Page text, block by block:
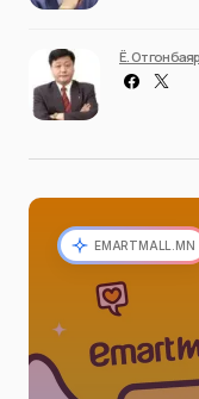
Ё. Отгонбаяр
EMARTMALL.MN